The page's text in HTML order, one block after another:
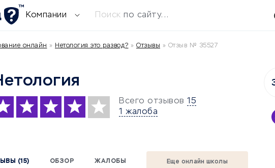
Компании Поиск по сайту...
онлайн » Нетология это развод? » Отзывы » Отзыв № 35527
Всего отзывов 15
1 жалоба
(15) ОБЗОР ЖАЛОБЫ Еще онлайн школы